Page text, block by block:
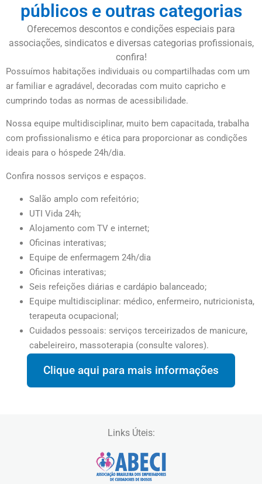
públicos e outras categorias
Oferecemos descontos e condições especiais para
associações, sindicatos e diversas categorias profissionais,
confira!
Possuímos habitações individuais ou compartilhadas com um
ar familiar e agradável, decoradas com muito capricho e
cumprindo todas as normas de acessibilidade.
Nossa equipe multidisciplinar, muito bem capacitada, trabalha
com profissionalismo e ética para proporcionar as condições
ideais para o hóspede 24h/dia.
Confira nossos serviços e espaços.
Salão amplo com refeitório;
UTI Vida 24h;
Alojamento com TV e internet;
Oficinas interativas;
Equipe de enfermagem 24h/dia
Oficinas interativas;
Seis refeições diárias e cardápio balanceado;
Equipe multidisciplinar: médico, enfermeiro, nutricionista,
terapeuta ocupacional;
Cuidados pessoais: serviços terceirizados de manicure,
cabeleireiro, massoterapia (consulte valores).
Clique aqui para mais informações
Links Úteis: